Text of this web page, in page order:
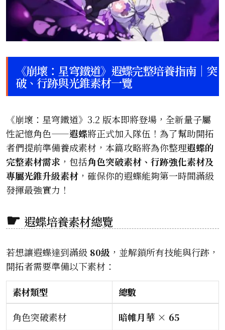
《崩壞：星穹鐵道》遐蝶完整培養指南｜突
破、行跡與光錐素材一覽
《崩壞：星穹鐵道》3.2 版本即將登場，全新量子屬
性記憶角色——遐蝶將正式加入隊伍！為了幫助開拓
者們提前準備養成素材，本篇攻略將為你整理遐蝶的
完整素材需求 ，包括角色突破素材、行跡強化素材及
專屬光錐升級素材 ，確保你的遐蝶能夠第一時間滿級
發揮最強實力！
遐蝶培養素材總覽
若想讓遐蝶達到滿級 80級 ，並解鎖所有技能與行跡，
開拓者需要準備以下素材：
素材類型
總數
角色突破素材
暗帷月華 × 65